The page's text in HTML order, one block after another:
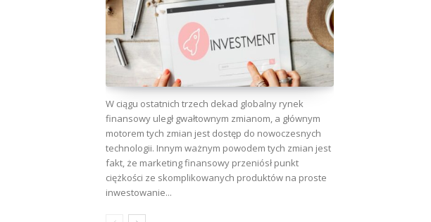
W ciągu ostatnich trzech dekad globalny rynek
finansowy uległ gwałtownym zmianom, a głównym
motorem tych zmian jest dostęp do nowoczesnych
technologii. Innym ważnym powodem tych zmian jest
fakt, że marketing finansowy przeniósł punkt
ciężkości ze skomplikowanych produktów na proste
inwestowanie...